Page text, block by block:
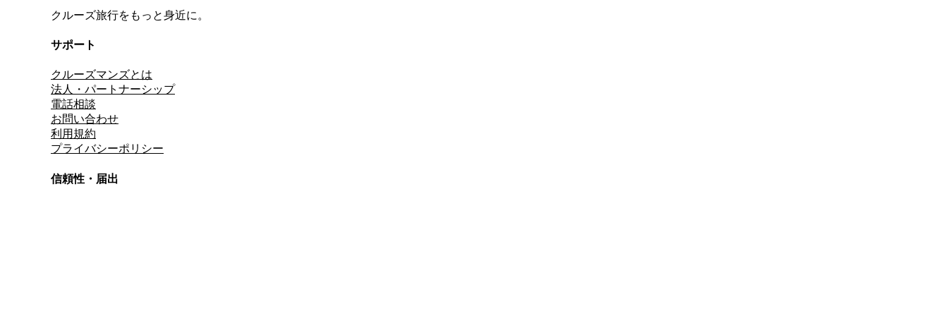
クルーズ旅行をもっと身近に。
サポート
クルーズマンズとは
法人・パートナーシップ
電話相談
お問い合わせ
利用規約
プライバシーポリシー
信頼性・届出